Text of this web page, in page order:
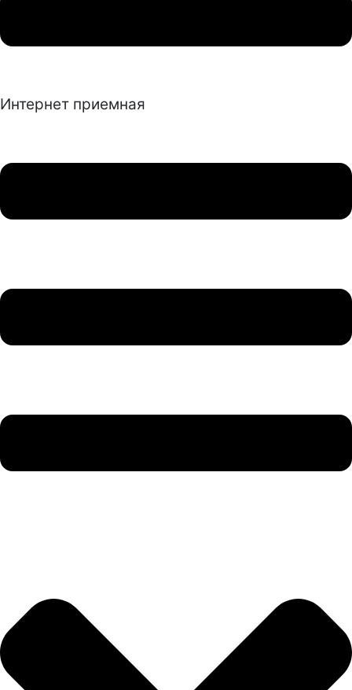
Интернет приемная